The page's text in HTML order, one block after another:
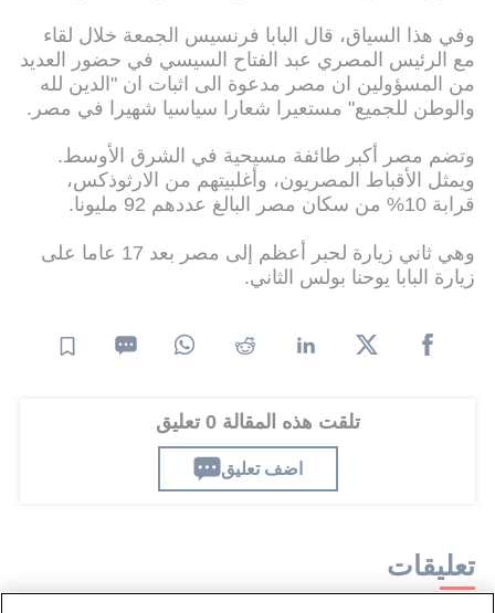
وفي هذا السياق، قال البابا فرنسيس الجمعة خلال لقاء
مع الرئيس المصري عبد الفتاح السيسي في حضور العديد
من المسؤولين ان مصر مدعوة الى اثبات ان "الدين لله
والوطن للجميع" مستعيرا شعارا سياسيا شهيرا في مصر.
وتضم مصر أكبر طائفة مسيحية في الشرق الأوسط.
ويمثل الأقباط المصريون، وأغلبيتهم من الارثوذكس،
قرابة 10% من سكان مصر البالغ عددهم 92 مليونا.
وهي ثاني زيارة لحبر أعظم إلى مصر بعد 17 عاما على
زيارة البابا يوحنا بولس الثاني.
تلقت هذه المقالة 0 تعليق
اضف تعليق
تعليقات